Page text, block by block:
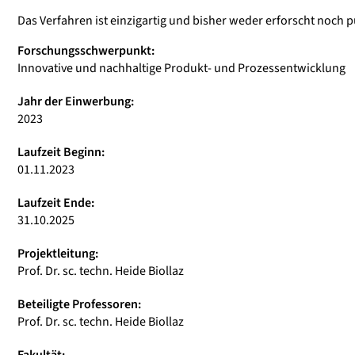
Das Verfahren ist einzigartig und bisher weder erforscht noch
Forschungsschwerpunkt:
Innovative und nachhaltige Produkt- und Prozessentwicklung
Jahr der Einwerbung:
2023
Laufzeit Beginn:
01.11.2023
Laufzeit Ende:
31.10.2025
Projektleitung:
Prof. Dr. sc. techn. Heide Biollaz
Beteiligte Professoren:
Prof. Dr. sc. techn. Heide Biollaz